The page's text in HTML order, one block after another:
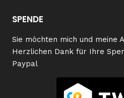
SPENDE
Sie möchten mich und meine
Herzlichen Dank für Ihre
Paypal